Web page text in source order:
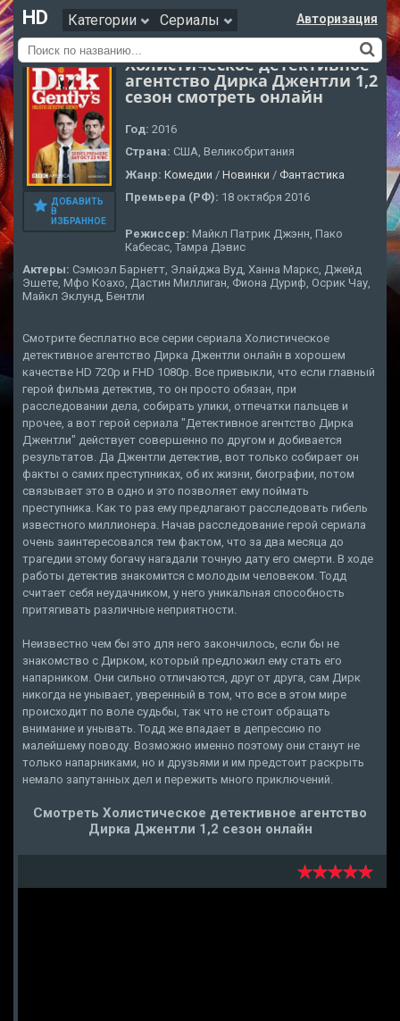
HD Категории Сериалы Авторизация
ДОБАВИТЬ
В
ИЗБРАННОЕ
Холистическое детективное
агентство Дирка Джентли 1,2
сезон смотреть онлайн
Год: 2016
Страна: США, Великобритания
Жанр: Комедии / Новинки / Фантастика
Премьера (РФ): 18 октября 2016
Режиссер: Майкл Патрик Джэнн, Пако
Кабесас, Тамра Дэвис
Актеры: Сэмюэл Барнетт, Элайджа Вуд, Ханна Маркс, Джейд
Эшете, Мфо Коахо, Дастин Миллиган, Фиона Дуриф, Осрик Чау,
Майкл Эклунд, Бентли
Смотрите бесплатно все серии сериала Холистическое
детективное агентство Дирка Джентли онлайн в хорошем
качестве HD 720p и FHD 1080p. Все привыкли, что если главный
герой фильма детектив, то он просто обязан, при
расследовании дела, собирать улики, отпечатки пальцев и
прочее, а вот герой сериала "Детективное агентство Дирка
Джентли" действует совершенно по другом и добивается
результатов. Да Джентли детектив, вот только собирает он
факты о самих преступниках, об их жизни, биографии, потом
связывает это в одно и это позволяет ему поймать
преступника. Как то раз ему предлагают расследовать гибель
известного миллионера. Начав расследование герой сериала
очень заинтересовался тем фактом, что за два месяца до
трагедии этому богачу нагадали точную дату его смерти. В ходе
работы детектив знакомится с молодым человеком. Тодд
считает себя неудачником, у него уникальная способность
притягивать различные неприятности.
Неизвестно чем бы это для него закончилось, если бы не
знакомство с Дирком, который предложил ему стать его
напарником. Они сильно отличаются, друг от друга, сам Дирк
никогда не унывает, уверенный в том, что все в этом мире
происходит по воле судьбы, так что не стоит обращать
внимание и унывать. Тодд же впадает в депрессию по
малейшему поводу. Возможно именно поэтому они станут не
только напарниками, но и друзьями и им предстоит раскрыть
немало запутанных дел и пережить много приключений.
Смотреть Холистическое детективное агентство
Дирка Джентли 1,2 сезон онлайн